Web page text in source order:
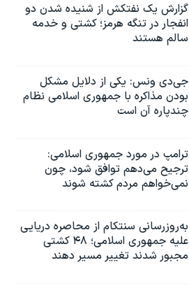
گزارش یک نفتکش از شنیده شدن دو
انفجار در تنگه هرمز؛ کشتی و خدمه
سالم هستند
جی‌دی ونس: یکی از دلایل مشکل
بودن مذاکره با جمهوری اسلامی نظام
چندپاره آن است
ترامپ در مورد جمهوری اسلامی:
ترجیح می‌دهم توافق شود، چون
نمی‌خواهم مردم کشته شوند
به‌روزرسانی سنتکام از محاصره دریایی
علیه جمهوری اسلامی؛ ۴۸ کشتی
مجبور شدند تغییر مسیر دهند